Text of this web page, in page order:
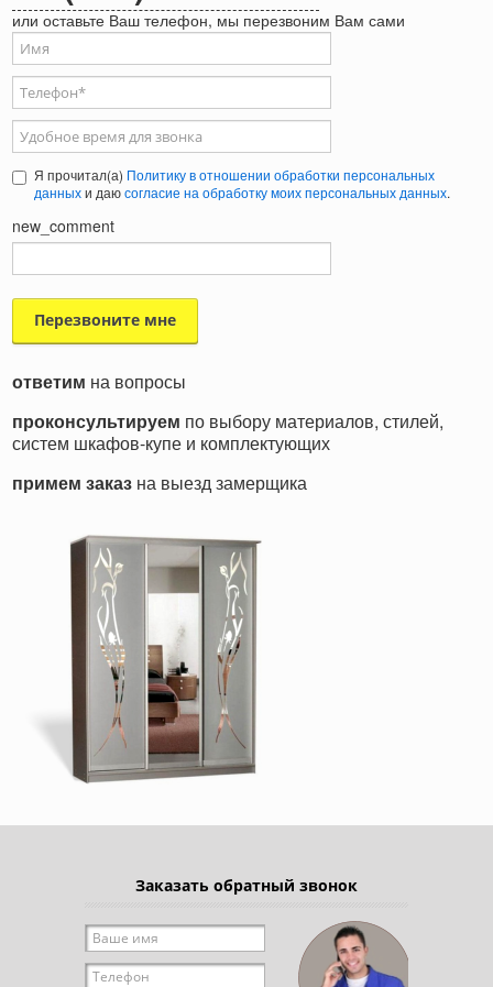
или оставьте Ваш телефон, мы перезвоним Вам сами
Ваше имя
Телефон*
Удобное время для звонка
Я прочитал(а) Политику в отношении обработки персональных
данныхи даюсогласие на обработку моих персональных данных.
new_comment
ответим на вопросы
проконсультируем по выбору материалов, стилей,
систем шкафов-купе и комплектующих
примем заказ на выезд замерщика
Заказать обратный звонок
Ваше имя
Телефон